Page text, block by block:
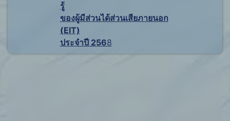
รู้
ของผู้มีส่วนได้ส่วนเสียภายนอก
(EIT)
ประจำปี 2568